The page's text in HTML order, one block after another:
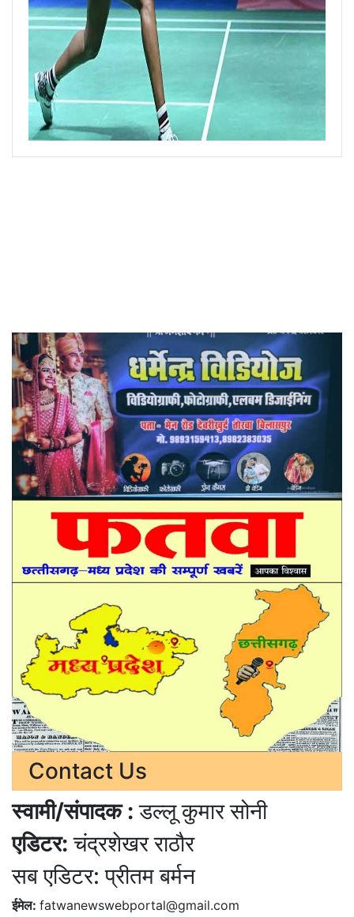
Contact Us
स्वामी/संपादक : डल्लू कुमार सोनी
एडिटर: चंद्रशेखर राठौर
सब एडिटर: प्रीतम बर्मन
ईमेल: fatwanewswebportal@gmail.com